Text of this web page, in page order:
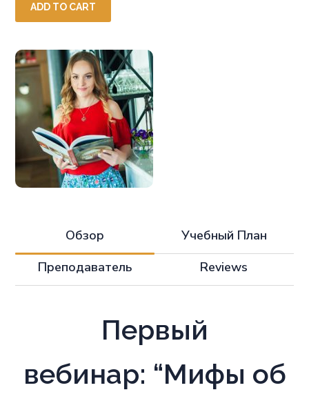
ADD TO CART
Обзор
Учебный План
Преподаватель
Reviews
Первый
вебинар: “Мифы об